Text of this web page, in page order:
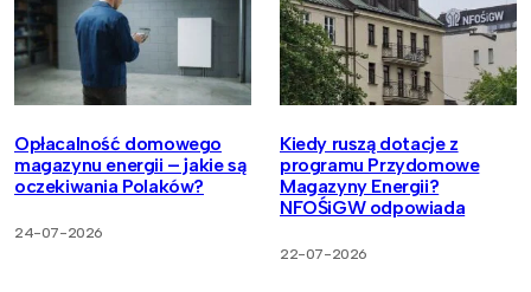
Opłacalność domowego
magazynu energii – jakie są
oczekiwania Polaków?
24-07-2026
Kiedy ruszą dotacje z
programu Przydomowe
Magazyny Energii?
NFOŚiGW odpowiada
22-07-2026